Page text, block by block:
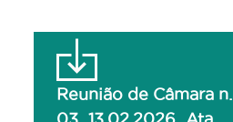
Reunião de Câmara n.